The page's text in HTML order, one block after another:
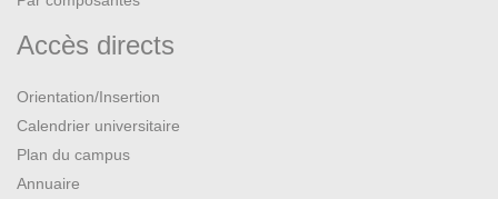
Accès directs
Orientation/Insertion
Calendrier universitaire
Plan du campus
Annuaire